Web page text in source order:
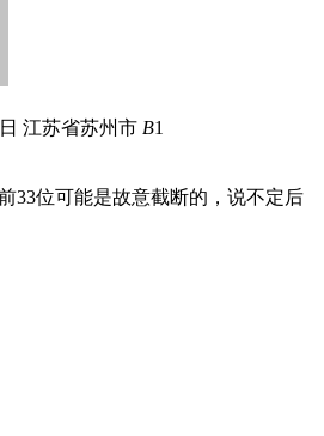
江苏省苏州市 B1
33位可能是故意截断的，说不定后